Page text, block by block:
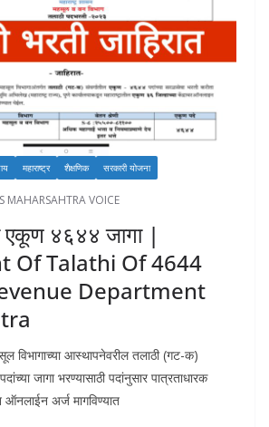
महाराष्ट्र शैक्षणिक सरकारी योजना
MAHARSAHTRA VOICE
एकूण ४६४४ जागा |
Of Talathi Of 4644
Department
विभागाच्या आस्थापनेवरील तलाठी (गट-क)
जागा भरण्यासाठी पदांनुसार पात्रताधारक
अर्ज मागविण्यात